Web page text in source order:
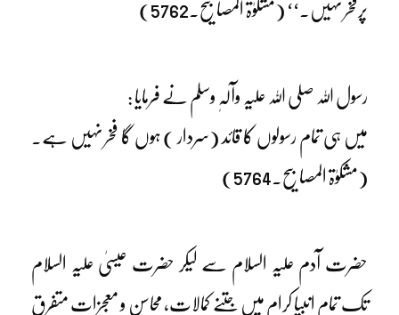
پرفخر نہیں۔‘‘ (مشکوٰۃ المصابیح۔5762)
رسول اللہ صلی اللہ علیہ وآلہٖ وسلم نے فرمایا :
میں ہی تمام رسولوں کا قائد (سردار ) ہوں گا فخر نہیں ہے۔
(مشکوٰۃ المصابیح۔5764)
حضرت آدم علیہ السلام سے لیکر حضرت عیسیٰ علیہ السلام
تک تمام انبیا کرام میں جتنے کمالات، محاسن و معجزات متفرق